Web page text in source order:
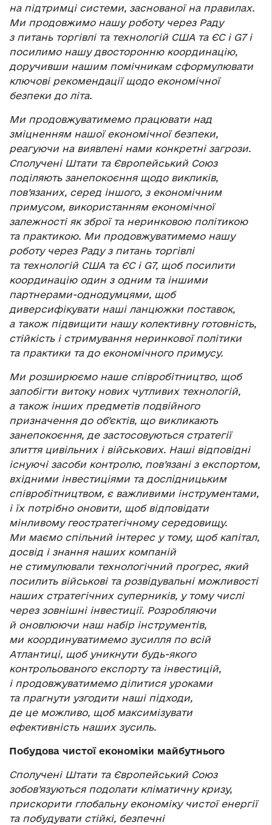
на підтримці системи, заснованої на правилах.
Ми продовжимо нашу роботу через Раду
з питань торгівлі та технологій США та ЄС і G7 і
посилимо нашу двосторонню координацію,
доручивши нашим помічникам сформулювати
ключові рекомендації щодо економічної
безпеки до літа.
Ми продовжуватимемо працювати над
зміцненням нашої економічної безпеки,
реагуючи на виявлені нами конкретні загрози.
Сполучені Штати та Європейський Союз
поділяють занепокоєння щодо викликів,
пов’язаних, серед іншого, з економічним
примусом, використанням економічної
залежності як зброї та неринковою політикою
та практикою. Ми продовжуватимемо нашу
роботу через Раду з питань торгівлі
та технологій США та ЄС і G7, щоб посилити
координацію один з одним та іншими
партнерами-однодумцями, щоб
диверсифікувати наші ланцюжки поставок,
а також підвищити нашу колективну готовність,
стійкість і стримування неринкової політики
та практики та до економічного примусу.
Ми розширюємо наше співробітництво, щоб
запобігти витоку нових чутливих технологій,
а також інших предметів подвійного
призначення до об’єктів, що викликають
занепокоєння, де застосовуються стратегії
злиття цивільних і військових. Наші відповідні
існуючі засоби контролю, пов’язані з експортом,
вхідними інвестиціями та дослідницьким
співробітництвом, є важливими інструментами,
і їх потрібно оновити, щоб відповідати
мінливому геостратегічному середовищу.
Ми маємо спільний інтерес у тому, щоб капітал,
досвід і знання наших компаній
не стимулювали технологічний прогрес, який
посилить військові та розвідувальні можливості
наших стратегічних суперників, у тому числі
через зовнішні інвестиції. Розробляючи
й оновлюючи наш набір інструментів,
ми координуватимемо зусилля по всій
Атлантиці, щоб уникнути будь-якого
контрольованого експорту та інвестицій,
і продовжуватимемо ділитися уроками
та прагнути узгодити наші підходи,
де це можливо, щоб максимізувати
ефективність наших зусиль.
Побудова чистої економіки майбутнього
Сполучені Штати та Європейський Союз
зобов’язуються подолати кліматичну кризу,
прискорити глобальну економіку чистої енергії
та побудувати стійкі, безпечні